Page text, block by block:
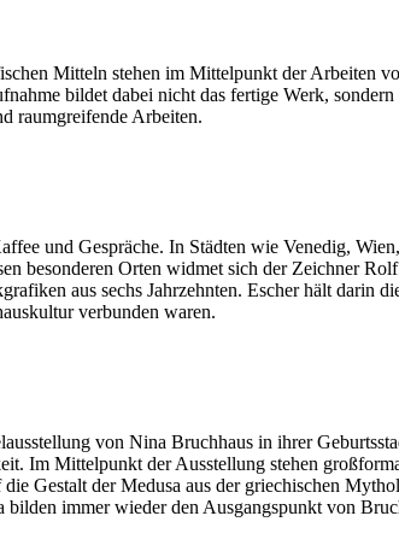
Mitteln stehen im Mittelpunkt der Arbeiten
bildet dabei nicht das fertige Werk,
raumgreifende Arbeiten.
und Gespräche. In Städten wie Venedig,
besonderen Orten widmet sich der Zeichner
aus sechs Jahrzehnten. Escher hält darin
verbunden waren.
von Nina Bruchhaus in ihrer
Im Mittelpunkt der Ausstellung stehen
Gestalt der Medusa aus der griechischen
immer wieder den Ausgangspunkt von